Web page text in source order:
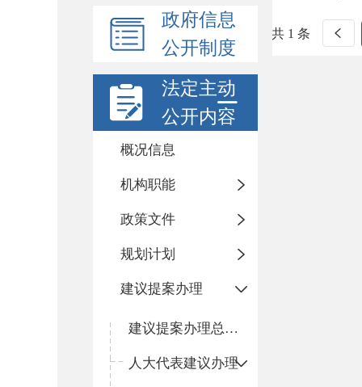
政府信息
公开制度
法定主动
公开内容
概况信息
机构职能
政策文件
规划计划
建议提案办理
建议提案办理总体情况
人大代表建议办理
共 1 条